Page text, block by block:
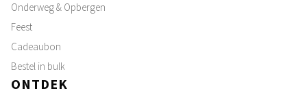
Onderweg & Opbergen
Feest
Cadeaubon
Bestel in bulk
ONTDEK